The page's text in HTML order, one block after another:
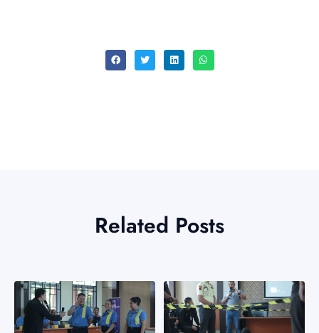
Related Posts